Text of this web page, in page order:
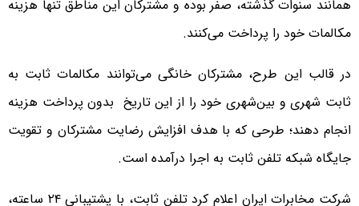
همانند سنوات گذشته، صفر بوده و مشترکان این مناطق تنها هزینه
مکالمات خود را پرداخت می‌کنند.
در قالب این طرح، مشترکان خانگی می‌توانند مکالمات ثابت به
ثابت شهری و بین‌شهری خود را از این تاریخ بدون پرداخت هزینه
انجام دهند؛ طرحی که با هدف افزایش رضایت مشترکان و تقویت
جایگاه شبکه تلفن ثابت به اجرا درآمده است.
شرکت مخابرات ایران اعلام کرد تلفن ثابت، با پشتیبانی ۲۴ ساعته،